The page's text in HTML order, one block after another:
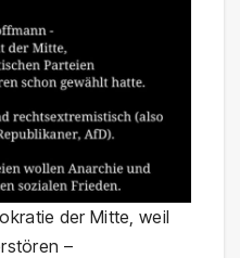
der Mitte, weil
–